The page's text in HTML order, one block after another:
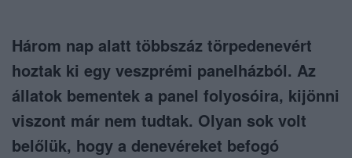
Három nap alatt többszáz törpedenevért
hoztak ki egy veszprémi panelházból. Az
állatok bementek a panel folyosóira, kijönni
viszont már nem tudtak. Olyan sok volt
belőlük, hogy a denevéreket befogó